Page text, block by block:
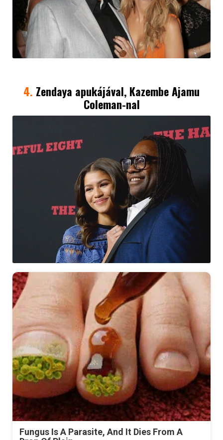
4. Zendaya apukájával, Kazembe Ajamu
Coleman-nal
Fungus Is A Parasite, And It Dies From A